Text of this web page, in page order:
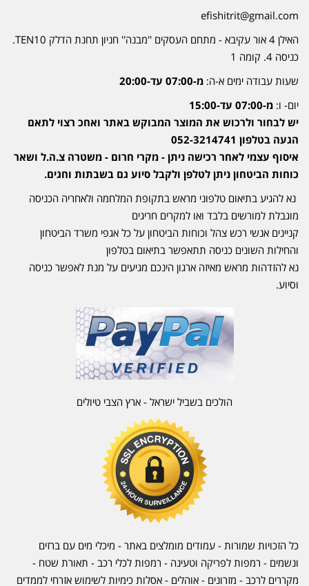
efishitrit@gmail.com
האילן 4 אור עקיבא - מתחם העסקים ''מבנה'' חניון תחנת הדלק TEN10.
כניסה 4. קומה 1
שעות עבודה ימים א-ה: מ-07:00 עד-20:00
יום- ו: מ-07:00 עד-15:00
יש לבחור ולרכוש את המוצר המבוקש באתר ואחכ רצוי לתאם
הגעה בטלפון 052-3214741
איסוף עצמי לאחר רכישה ניתן - מקרי חרום - משטרה צ.ה.ל ושאר
כוחות הביטחון ניתן לטלפן ולקבל סיוע גם בשבתות וחגים.
נא להגיע בתיאום טלפוני מראש בתקופת המלחמה ולאחריה הכניסה
מוגבלת למורשים בלבד ואו למקרים חריגים
קניינים אנשי רכש צהל וכוחות הביטחון על כל אגפי משרד הביטחון
והחילות השונים כניסה תתאפשר בתיאום בטלפון
נא להזדהות מראש מאיזה ארגון הינכם מגיעים על מנת לאפשר כניסה
וסיוע.
הולכים בשביל ישראל - ארץ הצבי טיולים
כל הזכויות שמורות - עמודים מומלצים באתר - מיכלי מים עם ברזים
ונשמים - רמפות לפריקה וטעינה - רמפות לכלי רכב - תאורת שטח -
מקררים לרכב - מזרונים - אוהלים - אסלות כימיות לשימוש אזרחי לממדים